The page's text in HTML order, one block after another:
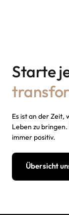
Es ist an der Zeit,
Leben zu bringen.
immer positiv.
Übersicht